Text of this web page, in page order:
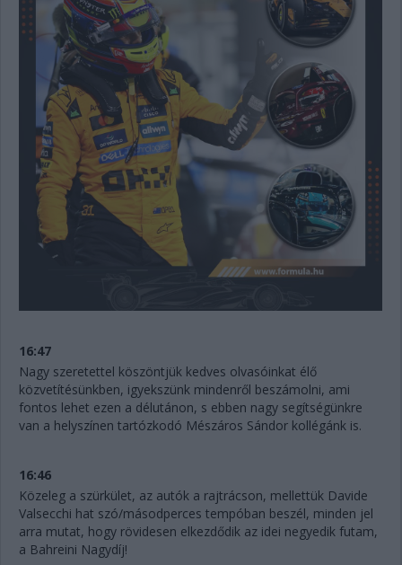
16:47
Nagy szeretettel köszöntjük kedves olvasóinkat élő
közvetítésünkben, igyekszünk mindenről beszámolni, ami
fontos lehet ezen a délutánon, s ebben nagy segítségünkre
van a helyszínen tartózkodó Mészáros Sándor kollégánk is.
16:46
Közeleg a szürkület, az autók a rajtrácson, mellettük Davide
Valsecchi hat szó/másodperces tempóban beszél, minden jel
arra mutat, hogy rövidesen elkezdődik az idei negyedik futam,
a Bahreini Nagydíj!